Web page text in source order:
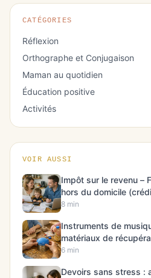
CATÉGORIES
Réflexion
Orthographe et Conjugaison
Maman au quotidien
Éducation positive
Activités
VOIR AUSSI
Impôt sur le revenu –
hors du domicile
8 min
Instruments de
matériaux de
6 min
Devoirs sans stress :